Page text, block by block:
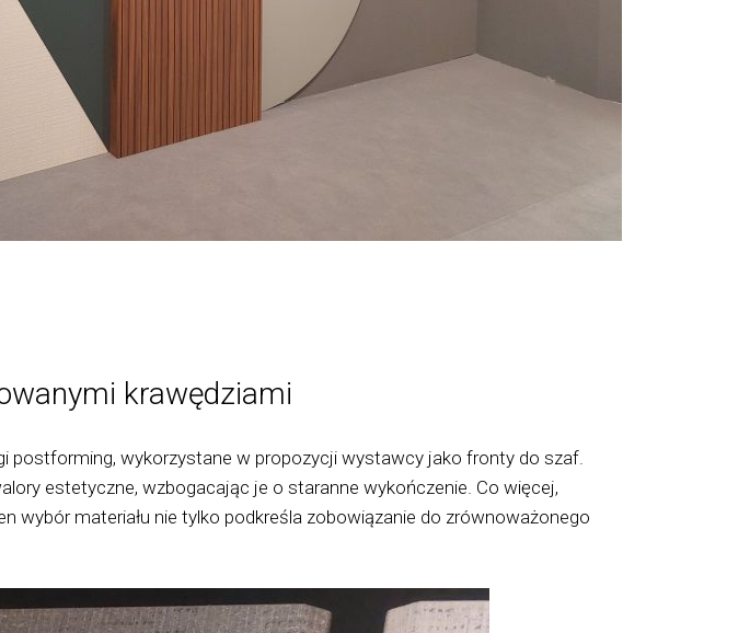
krawędziami
postforming, wykorzystane w propozycji wystawcy jako fronty do szaf.
estetyczne, wzbogacając je o staranne wykończenie. Co więcej,
wybór materiału nie tylko podkreśla zobowiązanie do zrównoważonego